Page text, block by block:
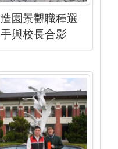
造園景觀職種選
手與校長合影